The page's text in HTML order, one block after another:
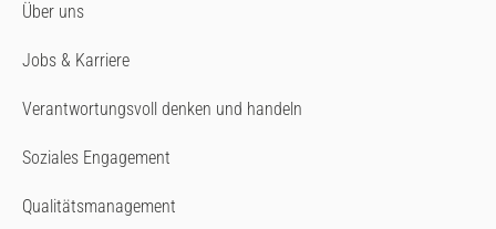
Über uns
Jobs & Karriere
Verantwortungsvoll denken und handeln
Soziales Engagement
Qualitätsmanagement